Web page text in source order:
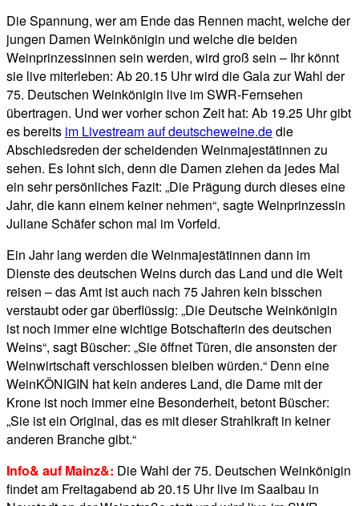
Die Spannung, wer am Ende das Rennen macht, welche der
jungen Damen Weinkönigin und welche die beiden
Weinprinzessinnen sein werden, wird groß sein – Ihr könnt
sie live miterleben: Ab 20.15 Uhr wird die Gala zur Wahl der
75. Deutschen Weinkönigin live im SWR-Fernsehen
übertragen. Und wer vorher schon Zeit hat: Ab 19.25 Uhr gibt
es bereits im Livestream auf deutscheweine.dedie
Abschiedsreden der scheidenden Weinmajestätinnen zu
sehen. Es lohnt sich, denn die Damen ziehen da jedes Mal
ein sehr persönliches Fazit: „Die Prägung durch dieses eine
Jahr, die kann einem keiner nehmen“, sagte Weinprinzessin
Juliane Schäfer schon mal im Vorfeld.
Ein Jahr lang werden die Weinmajestätinnen dann im
Dienste des deutschen Weins durch das Land und die Welt
reisen – das Amt ist auch nach 75 Jahren kein bisschen
verstaubt oder gar überflüssig: „Die Deutsche Weinkönigin
ist noch immer eine wichtige Botschafterin des deutschen
Weins“, sagt Büscher: „Sie öffnet Türen, die ansonsten der
Weinwirtschaft verschlossen bleiben würden.“ Denn eine
WeinKÖNIGIN hat kein anderes Land, die Dame mit der
Krone ist noch immer eine Besonderheit, betont Büscher:
„Sie ist ein Original, das es mit dieser Strahlkraft in keiner
anderen Branche gibt.“
Info& auf Mainz&: Die Wahl der 75. Deutschen Weinkönigin
findet am Freitagabend ab 20.15 Uhr live im Saalbau in